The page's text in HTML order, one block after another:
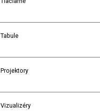
Tabule
Projektory
Vizualizéry